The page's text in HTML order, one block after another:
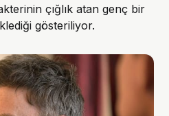
çığlık atan genç bir
gösteriliyor.